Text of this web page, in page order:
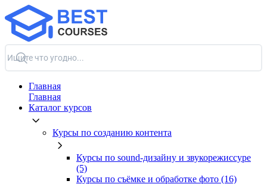
Главная
Главная
Каталог курсов
Курсы по созданию контента
Курсы по sound-дизайну и звукорежиссуре
(5)
Курсы по съёмке и обработке фото (16)